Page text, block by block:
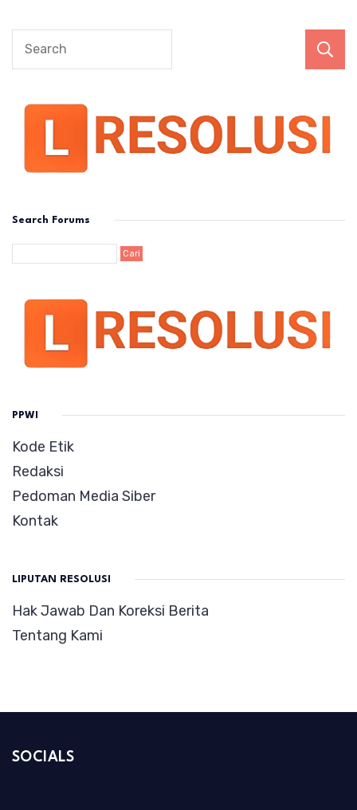
Search Forums
PPWI
Kode Etik
Redaksi
Pedoman Media Siber
Kontak
LIPUTAN RESOLUSI
Hak Jawab Dan Koreksi Berita
Tentang Kami
SOCIALS